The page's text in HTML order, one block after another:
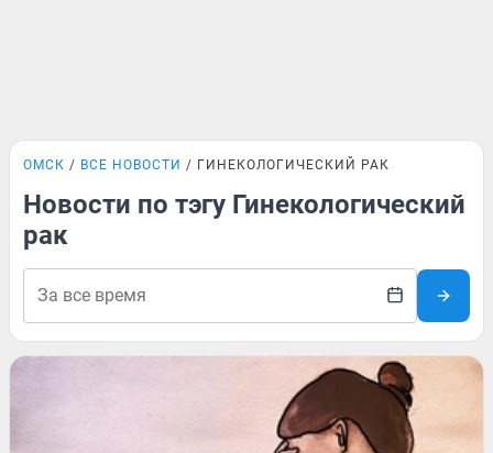
ОМСК ВСЕ НОВОСТИ ГИНЕКОЛОГИЧЕСКИЙ РАК
Новости по тэгу Гинекологический
рак